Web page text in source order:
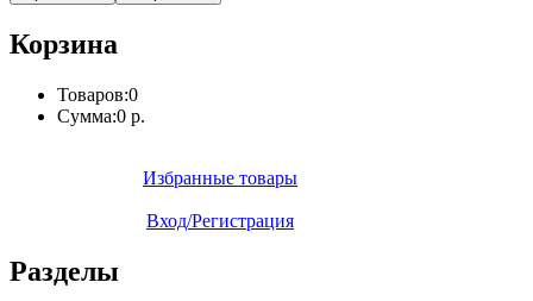
Корзина
Товаров:0
Сумма:0 р.
Избранные товары
Вход/Регистрация
Разделы